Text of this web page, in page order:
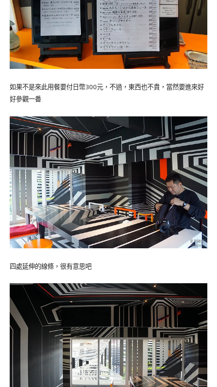
如果不是來此用餐要付日幣300元，不過，東西也不貴，當然要進來好
好參觀一番
四處延伸的線條，很有意思吧